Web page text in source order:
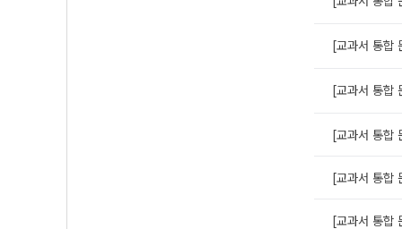
[교과서 통
[교과서 통
[교과서 통합
[교과서 통
[교과서 통